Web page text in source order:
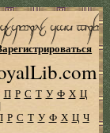
П Р С Т У Ф Х Ц
Р С Т У Ф Х Ц Ч